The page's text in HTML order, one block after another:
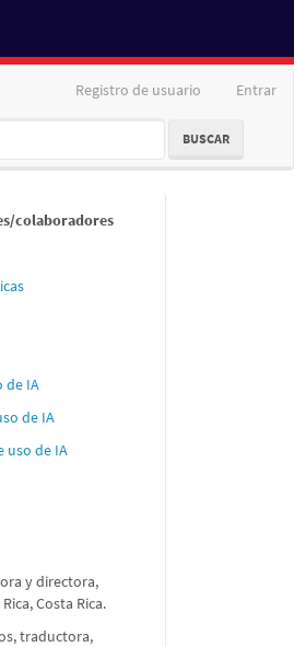
Registro de usuario Entrar
BUSCAR
colaboradores
de IA
de IA
uso de IA
y directora,
Costa Rica.
traductora,